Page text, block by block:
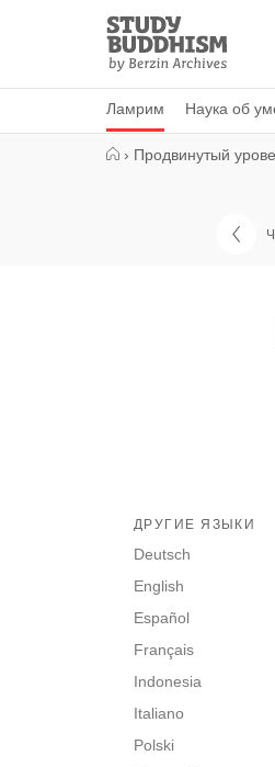
Study
Buddhism
Home
Ламрим Наука об
› Продвинутый
ДРУГИЕ ЯЗЫКИ
Deutsch
English
Español
Français
Indonesia
Italiano
Polski